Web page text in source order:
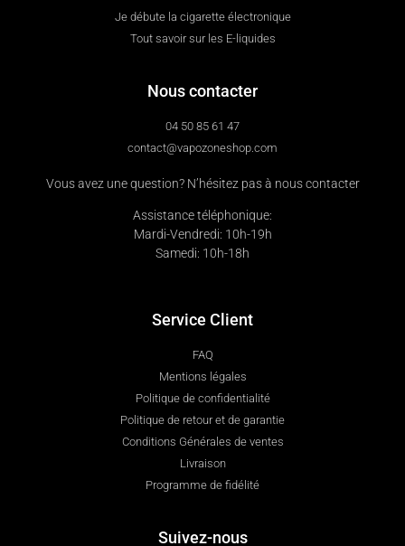
Je débute la cigarette électronique
Tout savoir sur les E-liquides
Nous contacter
04 50 85 61 47
contact@vapozoneshop.com
Vous avez une question? N’hésitez pas à nous contacter
Assistance téléphonique:
Mardi-Vendredi: 10h-19h
Samedi: 10h-18h
Service Client
FAQ
Mentions légales
Politique de confidentialité
Politique de retour et de garantie
Conditions Générales de ventes
Livraison
Programme de fidélité
Suivez-nous